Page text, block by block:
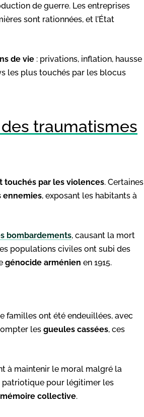
de guerre. Les entreprises
sont rationnées, et l’État
de vie : privations, inflation, hausse
les plus touchés par les blocus
traumatismes
touchés par les violences. Certaines
ennemies, exposant les habitants à
bombardements, causant la mort
populations civiles ont subi des
génocide arménien en 1915.
familles ont été endeuillées, avec
les gueules cassées, ces
à maintenir le moral malgré la
patriotique pour légitimer les
mémoire collective.